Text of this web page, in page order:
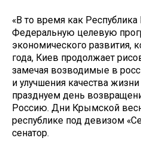
«В то время как
Федеральную целевую
экономического развития,
года, Киев продолжает
замечая возводимые в
и улучшения качества
празднуем день
Россию. Дни Крымской
республике под девизом
сенатор.